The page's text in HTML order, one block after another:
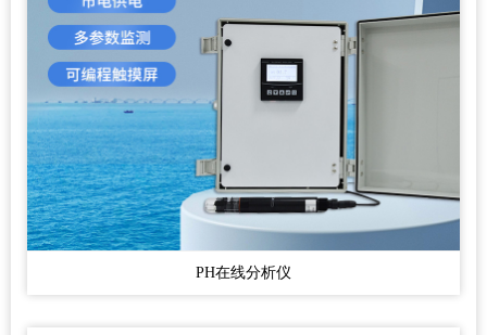
PH在线分析仪